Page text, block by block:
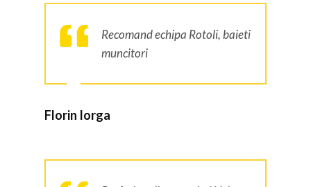
Recomand echipa Rotoli, baieti
muncitori
Florin Iorga